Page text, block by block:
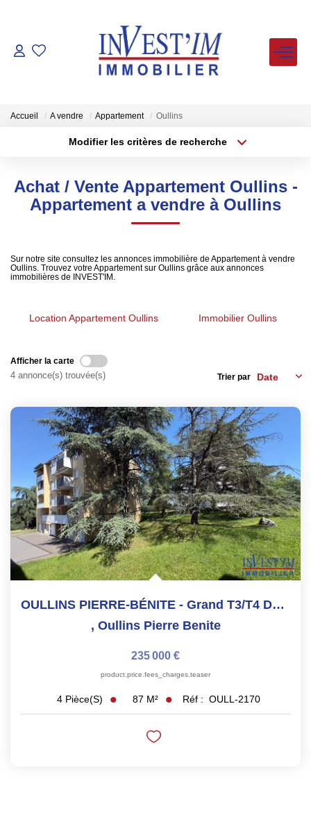
ACHETER
LOUER
ESTIMER
NOS AGENCES
NOUS REJOINDRE
Accueil A vendre Appartement Oullins
Modifier les critères de recherche
Sélectionnez...
Type de bien
Surface min
Créer une alerte
Achat / Vente Appartement Oullins -
Appartement a vendre à Oullins
Sur notre site consultez les annonces immobilière de Appartement à vendre
Oullins. Trouvez votre Appartement sur Oullins grâce aux annonces
immobilières de INVEST'IM.
Location Appartement Oullins Immobilier Oullins
Afficher la carte
4 annonce(s) trouvée(s) Trier par
OULLINS PIERRE-BÉNITE - Grand T3/T4 De 87 M² Avec Balcon,...
, Oullins Pierre Benite
235 000 €
product.price.fees_charges.teaser
4 Pièce(s) 87 M² Réf : OULL-2170